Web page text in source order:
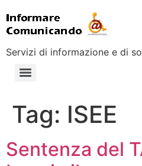
Servizi di informazione e di
Tag: ISEE
Sentenza del